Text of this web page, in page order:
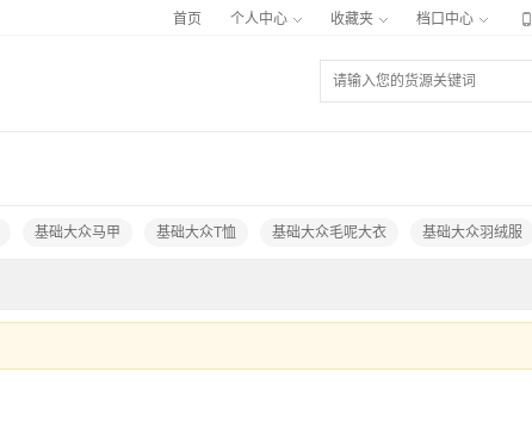
首页 个人中心 收藏夹 档口中心 
基础大众马甲 基础大众T恤 基础大众毛呢大衣 基础大众羽绒服